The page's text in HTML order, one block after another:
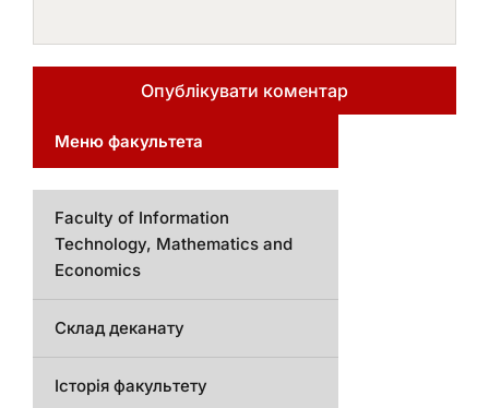
Меню факультета
Faculty of Information
Technology, Mathematics and
Economics
Склад деканату
Історія факультету